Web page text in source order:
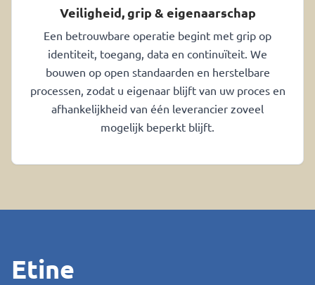
Veiligheid, grip & eigenaarschap
Een betrouwbare operatie begint met grip op
identiteit, toegang, data en continuïteit. We
bouwen op open standaarden en herstelbare
processen, zodat u eigenaar blijft van uw proces en
afhankelijkheid van één leverancier zoveel
mogelijk beperkt blijft.
Etine